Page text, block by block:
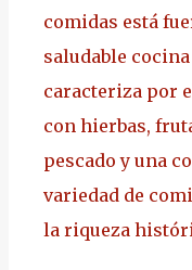
comidas está
saludable
caracteriza por
con hierbas,
pescado y una
variedad de
la riqueza